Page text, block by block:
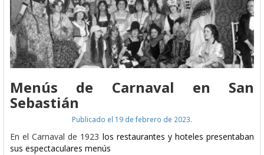
Menús de Carnaval en San
Sebastián
Publicado el 19 de febrero de 2023.
En el Carnaval de 1923 los restaurantes y hoteles presentaban
sus espectaculares menús